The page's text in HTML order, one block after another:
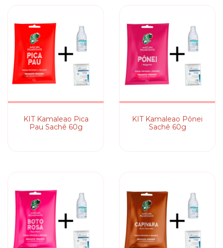
KIT Kamaleao Pica
Pau Sachê 60g
KIT Kamaleao Pônei
Sachê 60g